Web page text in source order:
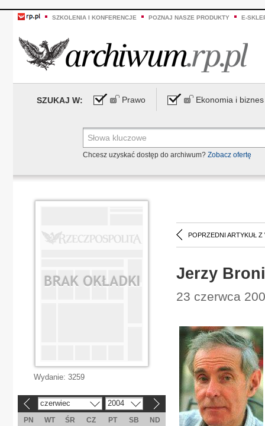
SZKOLENIA I KONFERENCJE POZNAJ NASZE PRODUKTY E-
SZUKAJ W: Prawo Ekonomia i biznes
Chcesz uzyskać dostęp do archiwum? Zobacz ofertę
POPRZEDNI ARTYKUŁ Z
Jerzy
23 czerwca
Wydanie: 3259
czerwiec 2004
PN WT ŚR CZ PT SB
ND